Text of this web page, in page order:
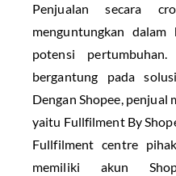
Penjualan secara
menguntungkan
potensi pertumbuhan.
bergantung pada
Dengan Shopee,
yaitu Fullfilment By
Fullfilment centre
memiliki akun